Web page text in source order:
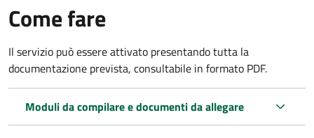
Come fare
Il servizio può essere attivato presentando tutta la
documentazione prevista, consultabile in formato PDF.
Moduli da compilare e documenti da allegare